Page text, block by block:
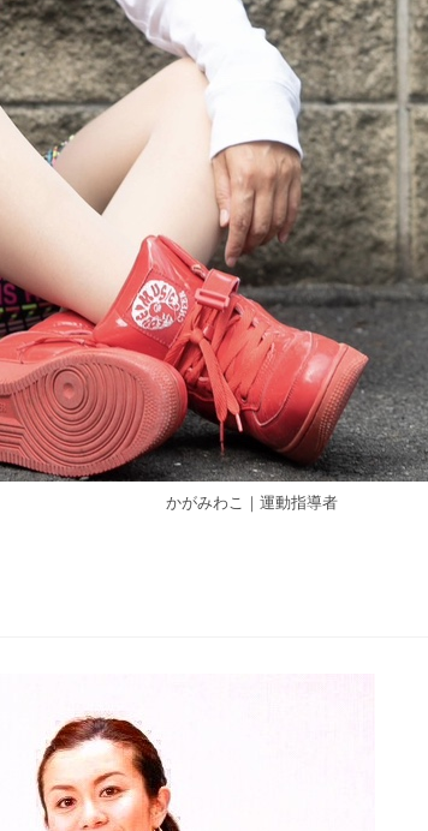
かがみわこ｜運動指導者